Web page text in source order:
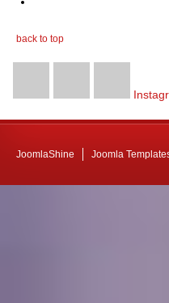
back to top
JoomlaShine Joomla